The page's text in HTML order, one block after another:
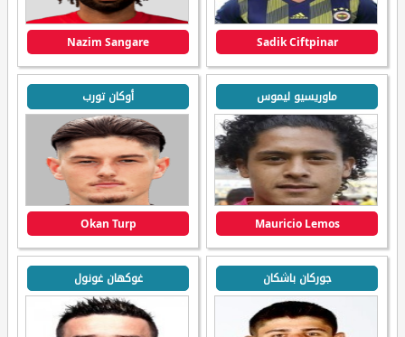
Sadik Ciftpinar
Nazim Sangare
ماوريسيو ليموس
Mauricio Lemos
أوكان تورب
Okan Turp
جوركان باشكان غوكهان غونول